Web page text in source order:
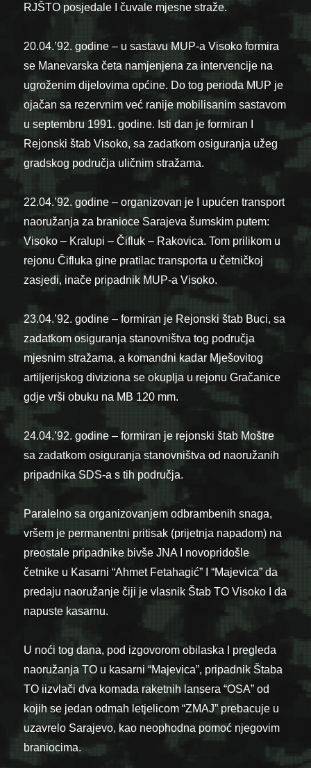
RJŠTO posjedale I čuvale mjesne straže.
20.04.’92. godine – u sastavu MUP-a Visoko formira
se Manevarska četa namjenjena za intervencije na
ugroženim dijelovima općine. Do tog perioda MUP je
ojačan sa rezervnim već ranije mobilisanim sastavom
u septembru 1991. godine. Isti dan je formiran I
Rejonski štab Visoko, sa zadatkom osiguranja užeg
gradskog područja uličnim stražama.
22.04.’92. godine – organizovan je I upućen transport
naoružanja za branioce Sarajeva šumskim putem:
Visoko – Kralupi – Čifluk – Rakovica. Tom prilikom u
rejonu Čifluka gine pratilac transporta u četničkoj
zasjedi, inače pripadnik MUP-a Visoko.
23.04.’92. godine – formiran je Rejonski štab Buci, sa
zadatkom osiguranja stanovništva tog područja
mjesnim stražama, a komandni kadar Mješovitog
artiljerijskog diviziona se okuplja u rejonu Gračanice
gdje vrši obuku na MB 120 mm.
24.04.’92. godine – formiran je rejonski štab Moštre
sa zadatkom osiguranja stanovništva od naoružanih
pripadnika SDS-a s tih područja.
Paralelno sa organizovanjem odbrambenih snaga,
vršem je permanentni pritisak (prijetnja napadom) na
preostale pripadnike bivše JNA I novopridošle
četnike u Kasarni “Ahmet Fetahagić” I “Majevica” da
predaju naoružanje čiji je vlasnik Štab TO Visoko I da
napuste kasarnu.
U noći tog dana, pod izgovorom obilaska I pregleda
naoružanja TO u kasarni “Majevica”, pripadnik Štaba
TO iizvlači dva komada raketnih lansera “OSA” od
kojih se jedan odmah letjelicom “ZMAJ” prebacuje u
uzavrelo Sarajevo, kao neophodna pomoć njegovim
braniocima.